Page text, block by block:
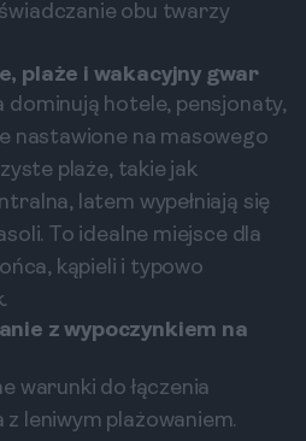
obu twarzy
plaże i wakacyjny gwar
dominują hotele, pensjonaty,
nastawione na masowego
plaże, takie jak
latem wypełniają się
To idealne miejsce dla
kąpieli i typowo
z wypoczynkiem na
warunki do łączenia
leniwym plażowaniem.